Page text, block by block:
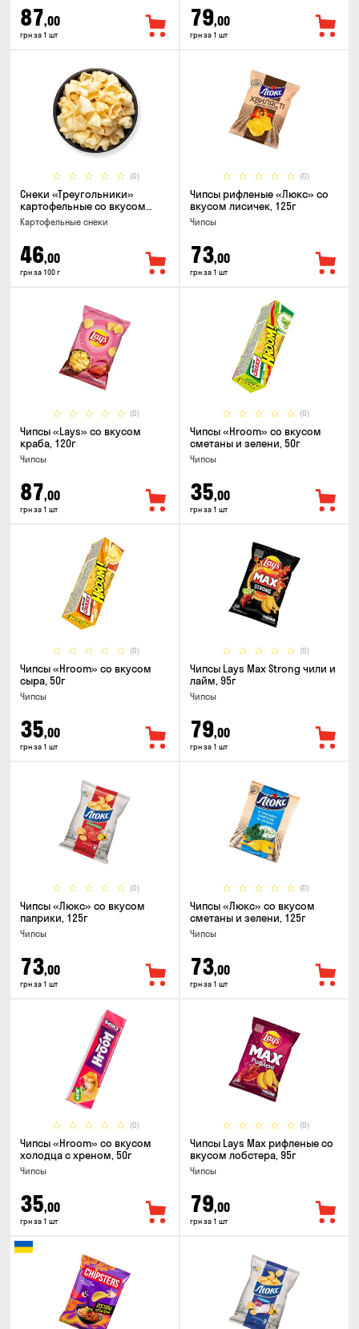
87,00
грн за 1 шт
79,00
грн за 1 шт
(0)
Снеки «Треугольники»
картофельные со вкусом
сметаны с луком
Картофельные снеки
46,00
грн за 100 г
(0)
Чипсы рифленые «Люкс» со
вкусом лисичек, 125г
Чипсы
73,00
грн за 1 шт
(0)
Чипсы «Lays» со вкусом
краба, 120г
Чипсы
87,00
грн за 1 шт
(0)
Чипсы «Hroom» со вкусом
сметаны и зелени, 50г
Чипсы
35,00
грн за 1 шт
(0)
Чипсы «Hroom» со вкусом
сыра, 50г
Чипсы
35,00
грн за 1 шт
(0)
Чипсы Lays Max Strong чили и
лайм, 95г
Чипсы
79,00
грн за 1 шт
(0)
Чипсы «Люкс» со вкусом
паприки, 125г
Чипсы
73,00
грн за 1 шт
(0)
Чипсы «Люкс» со вкусом
сметаны и зелени, 125г
Чипсы
73,00
грн за 1 шт
(0)
Чипсы «Hroom» со вкусом
холодца с хреном, 50г
Чипсы
35,00
грн за 1 шт
(0)
Чипсы Lays Max рифленые со
вкусом лобстера, 95г
Чипсы
79,00
грн за 1 шт